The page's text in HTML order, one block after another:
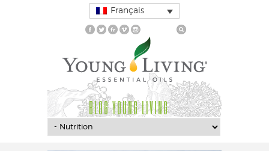
Français
BLOG YOUNG LIVING